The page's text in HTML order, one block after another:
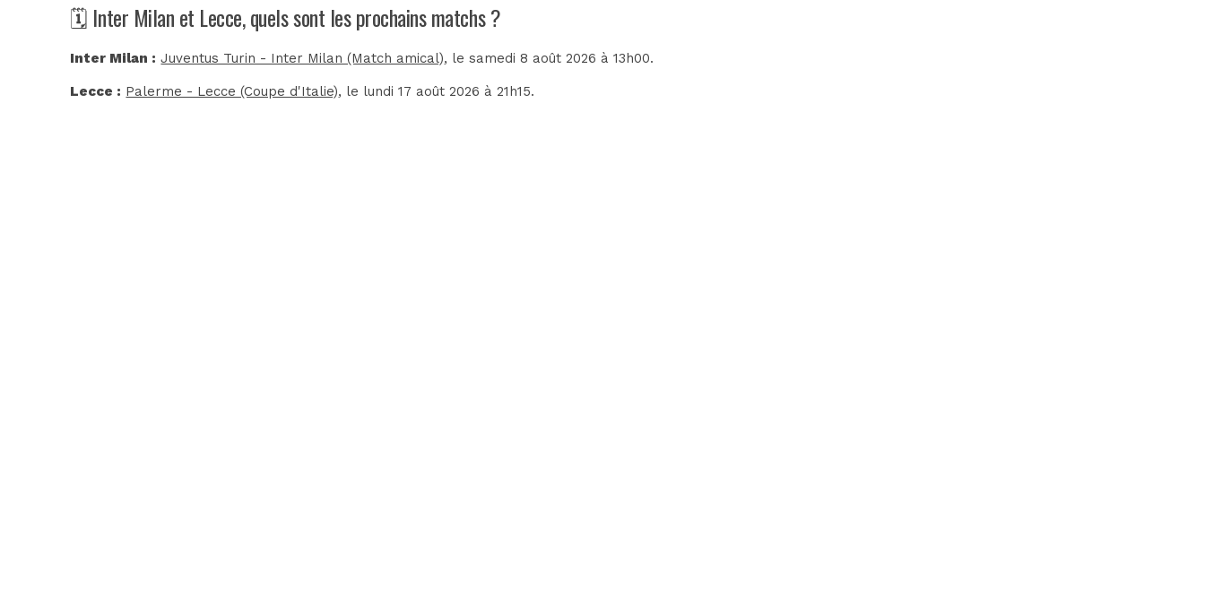
🗓️ Inter Milan et Lecce, quels sont les prochains matchs ?
Inter Milan : Juventus Turin - Inter Milan (Match amical), le samedi 8 août 2026 à 13h00.
Lecce : Palerme - Lecce (Coupe d'Italie), le lundi 17 août 2026 à 21h15.